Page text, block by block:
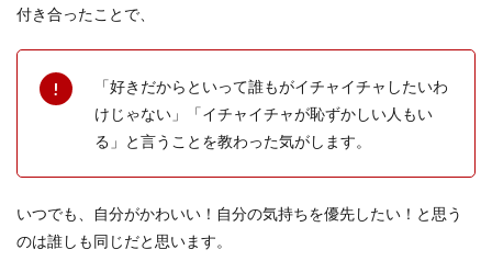
付き合ったことで、
「好きだからといって誰もがイチャイチャしたいわ
けじゃない」「イチャイチャが恥ずかしい人もい
る」と言うことを教わった気がします。
いつでも、自分がかわいい！自分の気持ちを優先したい！と思う
のは誰しも同じだと思います。